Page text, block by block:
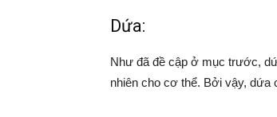
Dứa:
Như đã đề cập ở mục trước,
nhiên cho cơ thể. Bởi vậy,